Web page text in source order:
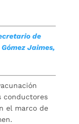
de
Jaimes,
conductores
el marco de